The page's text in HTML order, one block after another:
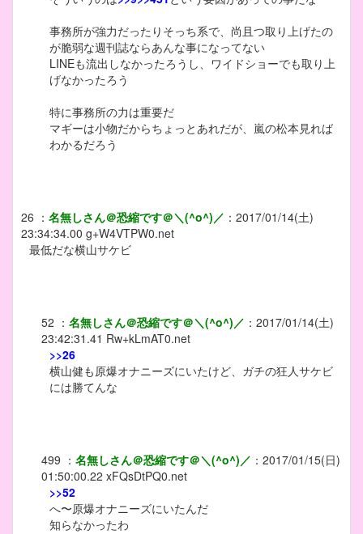
事務所が強力だったりそっち系で、尚且つ取り上げたの
が脆弱な週刊誌ならあんな事になってない
LINEも流出しなかったろうし、ワイドショーでも取り上
げなかったろう
特に事務所の力は重要だ
マギーは小物だからちょっとあれだが、嵐の松本見れば
わかるだろう
26 ： 名無しさん＠恐縮です＠＼(^o^)／ ： 2017/01/14(土)
23:34:34.00 g+W4VTPW0.net
最低だな横山サケビ
52 ： 名無しさん＠恐縮です＠＼(^o^)／ ： 2017/01/14(土)
23:42:31.41 Rw+kLmAT0.net
>>26
横山健も原爆オナニーズにいたけど、ガチの狂人サケビ
には勝てんな
499 ： 名無しさん＠恐縮です＠＼(^o^)／ ： 2017/01/15(日)
01:50:00.22 xFQsDtPQ0.net
>>52
へ〜原爆オナニーズにいたんだ
知らなかったわ